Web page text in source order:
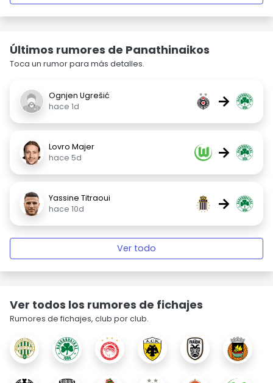
Últimos rumores de Panathinaikos
Toca un rumor para más detalles.
Ognjen Ugrešić
hace 1d
→
Lovro Majer
hace 5d
→
Yassine Titraoui
hace 10d
→
Ver todo
Ver todos los rumores de fichajes
Rumores de fichajes, club por club.